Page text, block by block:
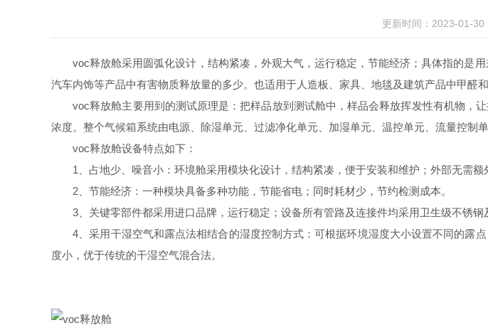
更新时间：2023-01-
voc释放舱采用圆弧化设计，结构紧凑，外观大气，运行稳定，节能经济；具体指的是用
汽车内饰等产品中有害物质释放量的多少。也适用于人造板、家具、地毯及建筑产品中甲醛
voc释放舱主要用到的测试原理是：把样品放到测试舱中，样品会释放挥发性有机物，
浓度。整个气候箱系统由电源、除湿单元、过滤净化单元、加湿单元、温控单元、流量控制
voc释放舱设备特点如下：
1、占地少、噪音小：环境舱采用模块化设计，结构紧凑，便于安装和维护；外部无需额
2、节能经济：一种模块具备多种功能，节能省电；同时耗材少，节约检测成本。
3、关键零部件都采用进口品牌，运行稳定；设备所有管路及连接件均采用卫生级不锈钢
4、采用干湿空气和露点法相结合的湿度控制方式：可根据环境湿度大小设置不同的露
度小，优于传统的干湿空气混合法。